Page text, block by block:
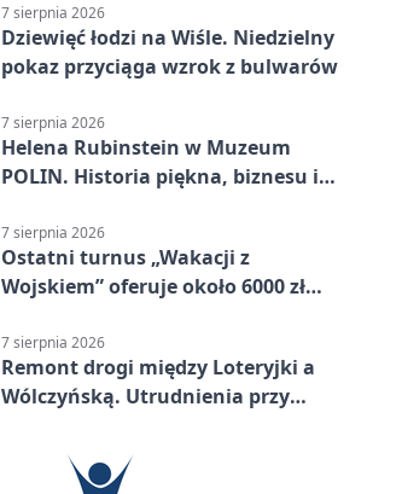
7 sierpnia 2026
Dziewięć łodzi na Wiśle. Niedzielny
pokaz przyciąga wzrok z bulwarów
7 sierpnia 2026
Helena Rubinstein w Muzeum
POLIN. Historia piękna, biznesu i
7 sierpnia 2026
Ostatni turnus „Wakacji z
Wojskiem” oferuje około 6000 zł
7 sierpnia 2026
Remont drogi między Loteryjki a
Wólczyńską. Utrudnienia przy